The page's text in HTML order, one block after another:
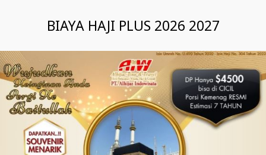
BIAYA HAJI PLUS 2026 2027